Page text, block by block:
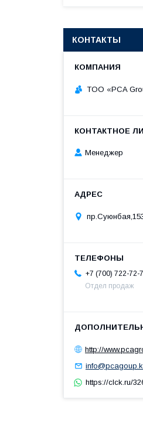
КОНТАКТЫ
TOO «PCA
Менеджер
+7 (700) 722-72-
Отдел продаж
http://
https://clck.ru/